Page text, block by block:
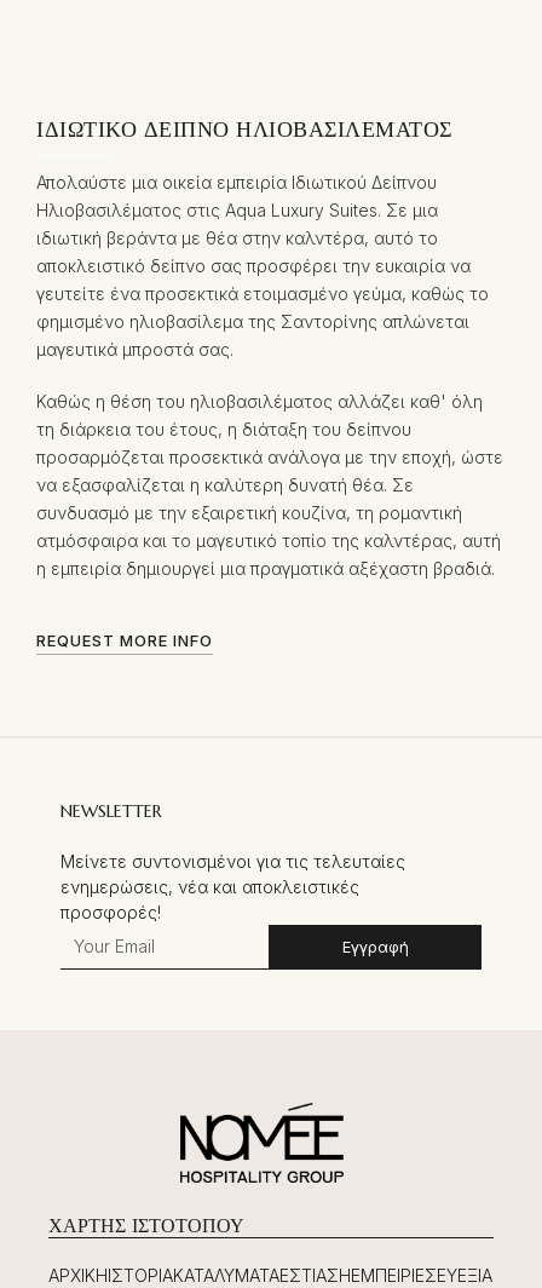
ΙΔΙΩΤΙΚΌ ΔΕΊΠΝΟ ΗΛΙΟΒΑΣΙΛΈΜΑΤΟΣ
Απολαύστε μια οικεία εμπειρία Ιδιωτικού Δείπνου
Ηλιοβασιλέματος στις Aqua Luxury Suites. Σε μια
ιδιωτική βεράντα με θέα στην καλντέρα, αυτό το
αποκλειστικό δείπνο σας προσφέρει την ευκαιρία να
γευτείτε ένα προσεκτικά ετοιμασμένο γεύμα, καθώς το
φημισμένο ηλιοβασίλεμα της Σαντορίνης απλώνεται
μαγευτικά μπροστά σας.
Καθώς η θέση του ηλιοβασιλέματος αλλάζει καθ' όλη
τη διάρκεια του έτους, η διάταξη του δείπνου
προσαρμόζεται προσεκτικά ανάλογα με την εποχή, ώστε
να εξασφαλίζεται η καλύτερη δυνατή θέα. Σε
συνδυασμό με την εξαιρετική κουζίνα, τη ρομαντική
ατμόσφαιρα και το μαγευτικό τοπίο της καλντέρας, αυτή
η εμπειρία δημιουργεί μια πραγματικά αξέχαστη βραδιά.
REQUEST MORE INFO
NEWSLETTER
Μείνετε συντονισμένοι για τις τελευταίες
ενημερώσεις, νέα και αποκλειστικές
προσφορές!
Εγγραφή
ΧΆΡΤΗΣ ΙΣΤΟΤΌΠΟΥ
ΑΡΧΙΚΉΙΣΤΟΡΊΑΚΑΤΑΛΎΜΑΤΑΕΣΤΊΑΣΗΕΜΠΕΙΡΊΕΣΕΥΕΞΊΑ